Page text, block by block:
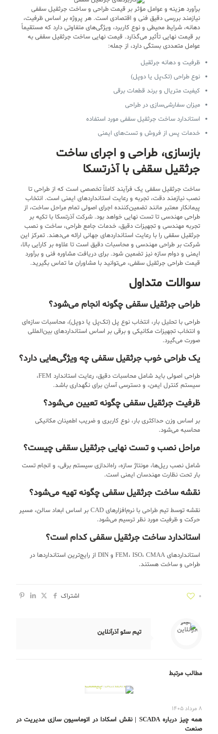
برآورد هزینه و عوامل مؤثر بر قیمت طراحی و ساخت جرثقیل سقفی
نیازمند بررسی دقیق فنی و اقتصادی است. هر پروژه بر اساس ظرفیت،
دهانه، شرایط محیطی و نوع کاربرد، ویژگی‌های متفاوتی دارد که مستقیماً
بر قیمت نهایی تأثیر می‌گذارد. قیمت نهایی ساخت جرثقیل سقفی به
عوامل متعددی بستگی دارد، از جمله:
ظرفیت و دهانه جرثقیل
نوع طراحی (تک‌پل یا دوپل)
کیفیت متریال و برند قطعات برقی
میزان سفارشی‌سازی در طراحی
استاندارد ساخت جرثقیل سقفی مورد استفاده
خدمات پس از فروش و تست‌های ایمنی
بازسازی، طراحی و اجرای ساخت
جرثقیل سقفی با آذرتسکا
ساخت جرثقیل سقفی یک فرآیند کاملاً تخصصی است که از طراحی تا
نصب نیازمند دقت، تجربه و رعایت استانداردهای ایمنی است. انتخاب
پیمانکار معتبر مانند تضمین‌کننده اجرای اصولی تمام مراحل ساخت، از
طراحی مهندسی تا تست نهایی خواهد بود. شرکت آذرتسکا با تکیه بر
تجربه مهندسی و تجهیزات دقیق، خدمات جامع طراحی، ساخت و نصب
جرثقیل سقفی را با رعایت استانداردهای جهانی ارائه می‌دهند. تمرکز این
شرکت بر طراحی مهندسی و محاسبات دقیق است تا علاوه بر کارایی بالا،
ایمنی و دوام سازه نیز تضمین شود. برای دریافت مشاوره فنی و برآورد
قیمت طراحی جرثقیل سقفی، می‌توانید با مشاوران ما تماس بگیرید.
سوالات متداول
طراحی جرثقیل سقفی چگونه انجام می‌شود؟
طراحی با تحلیل بار، انتخاب نوع پل (تک‌پل یا دوپل)، محاسبات سازه‌ای
و انتخاب تجهیزات مکانیکی و برقی بر اساس استانداردهای بین‌المللی
صورت می‌گیرد.
یک طراحی خوب جرثقیل سقفی چه ویژگی‌هایی دارد؟
طراحی اصولی باید شامل محاسبات دقیق، رعایت استاندارد FEM،
سیستم کنترل ایمن، و دسترسی آسان برای نگهداری باشد.
ظرفیت جرثقیل سقفی چگونه تعیین می‌شود؟
بر اساس وزن حداکثری بار، نوع کاربری و ضریب اطمینان مکانیکی
محاسبه می‌شود.
مراحل نصب و تست نهایی جرثقیل سقفی چیست؟
شامل نصب ریل‌ها، مونتاژ سازه، راه‌اندازی سیستم برقی، و انجام تست
بار تحت نظارت مهندسان ایمنی است.
نقشه ساخت جرثقیل سقفی چگونه تهیه می‌شود؟
نقشه توسط تیم طراحی با نرم‌افزارهای CAD بر اساس ابعاد سالن، مسیر
حرکت و ظرفیت مورد نظر ترسیم می‌شود.
استاندارد ساخت جرثقیل سقفی کدام است؟
استانداردهای FEM، ISO، CMAA و DIN از رایج‌ترین استانداردها در
طراحی و ساخت هستند.
اشتراک 0
تیم سئو آذرآنلاین
مطالب مرتبط
8 مرداد 1405
همه چیز درباره SCADA | نقش اسکادا در اتوماسیون سازی مدیریت در
صنعت